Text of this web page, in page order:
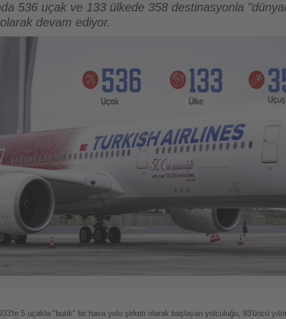
536 uçak ve 133 ülkede 358 destinasyonla
devam ediyor.
5 uçakla "butik" bir hava yolu şirketi olarak başlayan yolculuğu, 93'üncü